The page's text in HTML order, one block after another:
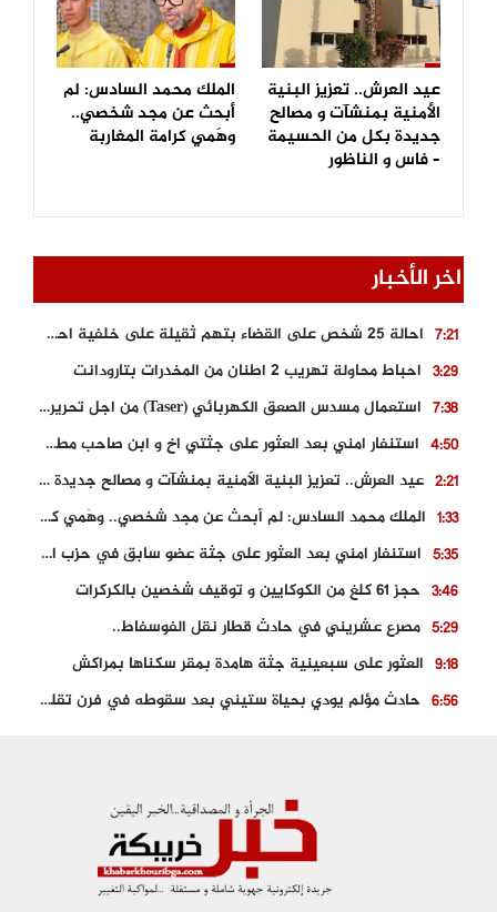
عيد العرش.. تعزيز البنية
الأمنية بمنشآت و مصالح
جديدة بكل من الحسيمة
– فاس و الناظور
الملك محمد السادس: لم
أبحث عن مجد شخصي..
وهَمي كرامة المغاربة
اخر الأخبار
7:21
احالة 25 شخص على القضاء بتهم ثقيلة على خلفية احداث المناطق الشمالية
3:29 احباط محاولة تهريب 2 اطنان من المخدرات بتارودانت
7:38
استعمال مسدس الصعق الكهربائي (Taser) من اجل تحرير شابة محتجزة
4:50
استنفار امني بعد العثور على جثتي اخ و ابن صاحب مطعم اسماك مشهور بطنجة
2:21
عيد العرش.. تعزيز البنية الأمنية بمنشآت و مصالح جديدة بكل من الحسيمة – فاس و الناظور
1:33
الملك محمد السادس: لم أبحث عن مجد شخصي.. وهَمي كرامة المغاربة
5:35
استنفار امني بعد العثور على جثة عضو سابق في حزب المصباح بالقنيطرة..
3:46 حجز 61 كلغ من الكوكايين و توقيف شخصين بالكركرات
5:29 مصرع عشريني في حادث قطار نقل الفوسفاط..
9:18 العثور على سبعينية جثة هامدة بمقر سكناها بمراكش
6:56
حادث مؤلم يودي بحياة ستيني بعد سقوطه في فرن تقليدي “للجير”